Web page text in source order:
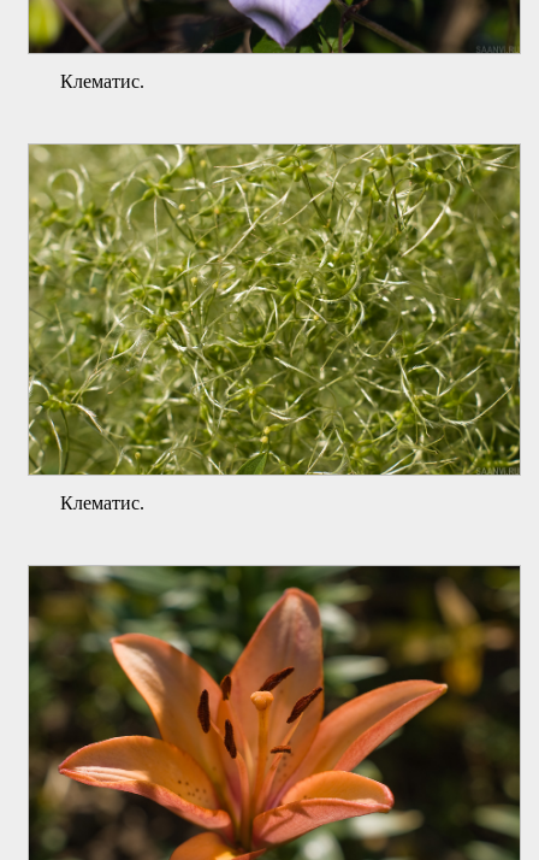
Клематис.
Клематис.